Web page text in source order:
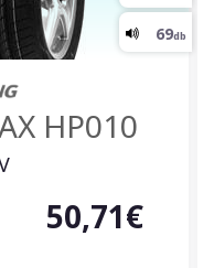
HP010
50,71€